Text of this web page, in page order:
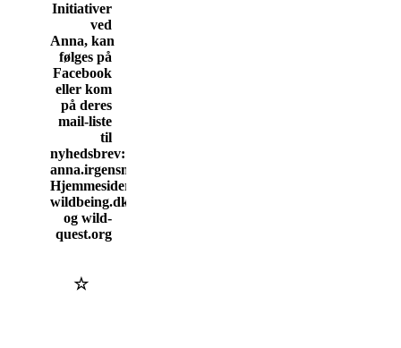
Initiativer
ved
Anna, kan
følges på
Facebook
eller kom
på deres
mail-liste
til
nyhedsbrev:
anna.irgensmoller@gmail.com
Hjemmesider:
wildbeing.dk
og wild-
quest.org
☆